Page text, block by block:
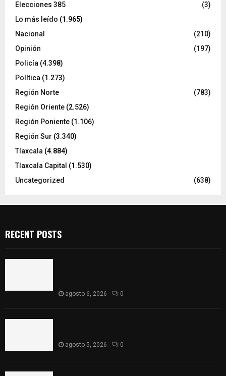
Elecciones 385
(3)
Lo más leído (1.965)
Nacional
(210)
Opinión
(197)
Policía (4.398)
Política (1.273)
Región Norte
(783)
Región Oriente (2.526)
Región Poniente (1.106)
Región Sur (3.340)
Tlaxcala (4.884)
Tlaxcala Capital (1.530)
Uncategorized
(638)
RECENT POSTS
agosto 6, 2026 0
agosto 5, 2026 0